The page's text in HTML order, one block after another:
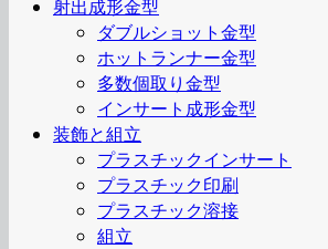
射出成形金型
ダブルショット金型
ホットランナー金型
多数個取り金型
インサート成形金型
装飾と組立
プラスチックインサート
プラスチック印刷
プラスチック溶接
組立